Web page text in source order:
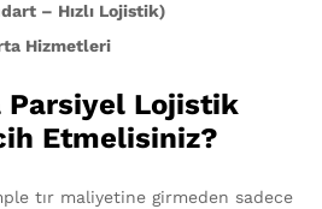
– Hızlı Lojistik)
Hizmetleri
Parsiyel Lojistik
Etmelisiniz?
tır maliyetine girmeden sadece